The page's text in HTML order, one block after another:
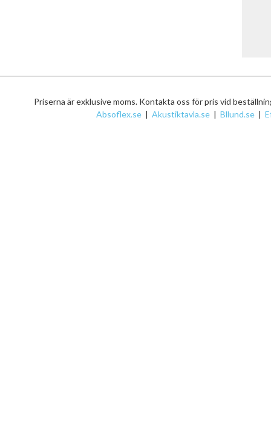
Priserna är exklusive moms. Kontakta oss för pris vid
Absoflex.se | Akustiktavla.se | Bllund.se |